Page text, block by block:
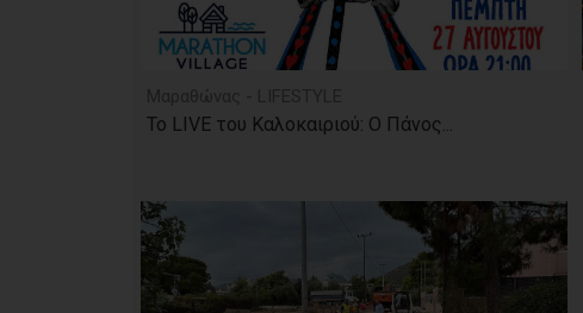
Το LIVE του Καλοκαιριού: Ο Πάνος...